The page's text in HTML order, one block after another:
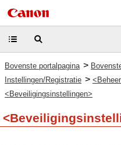
Bovenste portalpagina >
Instellingen/Registratie >
<Beveiligingsinstellingen>